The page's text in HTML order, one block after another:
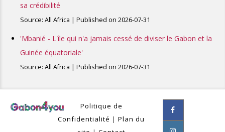
sa crédibilité
Source: All Africa Published on 2026-07-31
'Mbanié - L'île qui n'a jamais cessé de diviser le Gabon et la
Guinée équatoriale'
Source: All Africa Published on 2026-07-31
Politique de
Confidentialité | Plan du